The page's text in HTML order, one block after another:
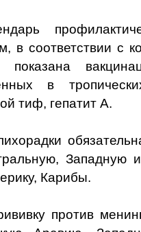
в соответствии с
показана
в
тиф, гепатит А.
Западную
Карибы.
против